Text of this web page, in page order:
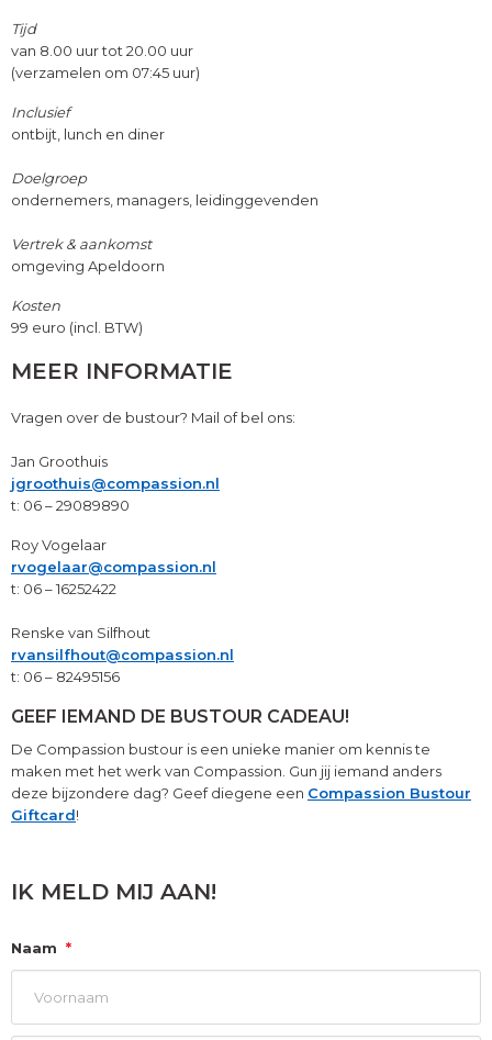
Tijd
van 8.00 uur tot 20.00 uur
(verzamelen om 07:45 uur)
Inclusief
ontbijt, lunch en diner
Doelgroep
ondernemers, managers, leidinggevenden
Vertrek & aankomst
omgeving Apeldoorn
Kosten
99 euro (incl. BTW)
MEER INFORMATIE
Vragen over de bustour? Mail of bel ons:
Jan Groothuis
jgroothuis@compassion.nl
t: 06 – 29089890
Roy Vogelaar
rvogelaar@compassion.nl
t: 06 – 16252422
Renske van Silfhout
rvansilfhout@compassion.nl
t: 06 – 82495156
GEEF IEMAND DE BUSTOUR CADEAU!
De Compassion bustour is een unieke manier om kennis te
maken met het werk van Compassion. Gun jij iemand anders
deze bijzondere dag? Geef diegene een Compassion Bustour
Giftcard!
IK MELD MIJ AAN!
Naam *